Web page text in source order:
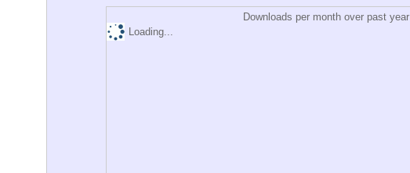
Downloads per month over past year
Loading...